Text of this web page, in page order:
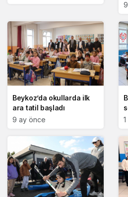
Beykoz’da okullarda ilk
ara tatil başladı
9 ay önce